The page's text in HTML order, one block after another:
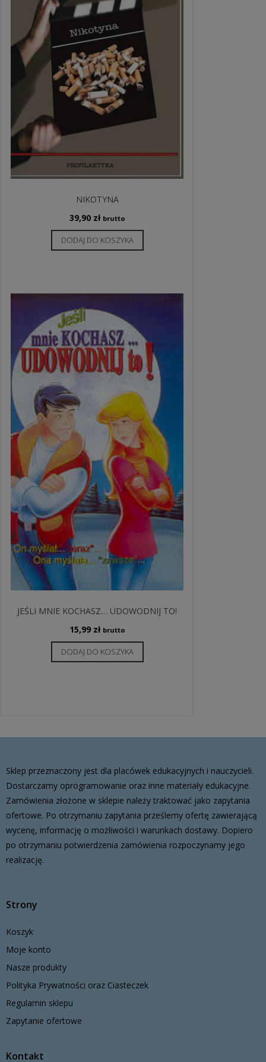
NIKOTYNA
39,90 zł brutto
DODAJ DO KOSZYKA
JEŚLI MNIE KOCHASZ… UDOWODNIJ TO!
15,99 zł brutto
DODAJ DO KOSZYKA
Sklep przeznaczony jest dla placówek edukacyjnych i nauczycieli.
Dostarczamy oprogramowanie oraz inne materiały edukacyjne.
Zamówienia złożone w sklepie należy traktować jako zapytania
ofertowe. Po otrzymaniu zapytania prześlemy ofertę zawierającą
wycenę, informację o możliwości i warunkach dostawy. Dopiero
po otrzymaniu potwierdzenia zamówienia rozpoczynamy jego
realizację.
Strony
Koszyk
Moje konto
Nasze produkty
Polityka Prywatności oraz Ciasteczek
Regulamin sklepu
Zapytanie ofertowe
Kontakt